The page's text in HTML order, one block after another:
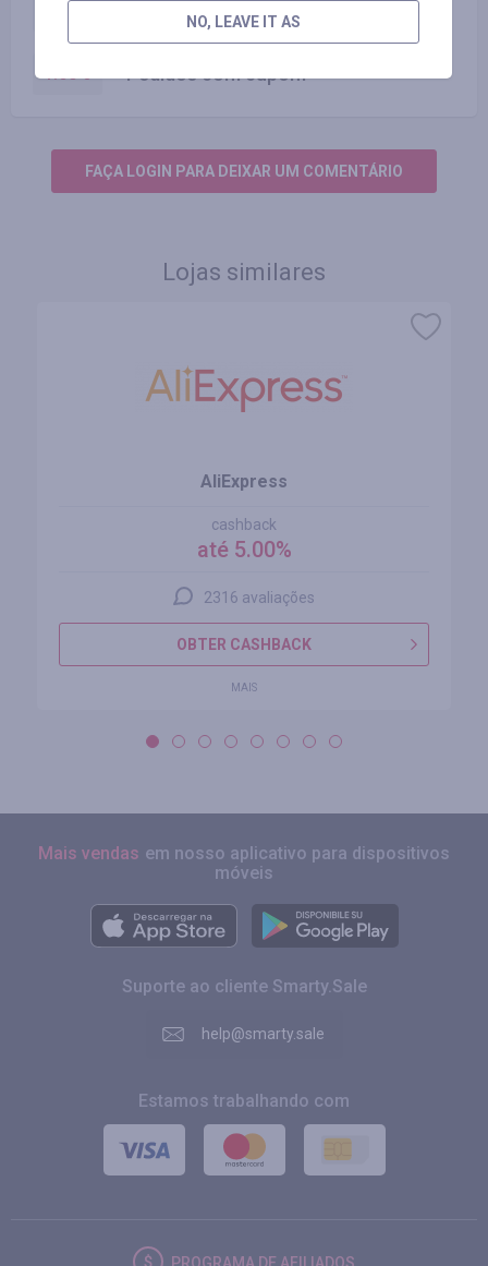
Pedidos de marketplace
1.60% Pedidos com cupom
FAÇA LOGIN PARA DEIXAR UM COMENTÁRIO
Lojas similares
AliExpress
cashback
até 5.00%
2316 avaliações
OBTER CASHBACK
MAIS
Mais vendas em nosso aplicativo para dispositivos
móveis
Suporte ao cliente Smarty.Sale
help@smarty.sale
Estamos trabalhando com
NO, LEAVE IT AS